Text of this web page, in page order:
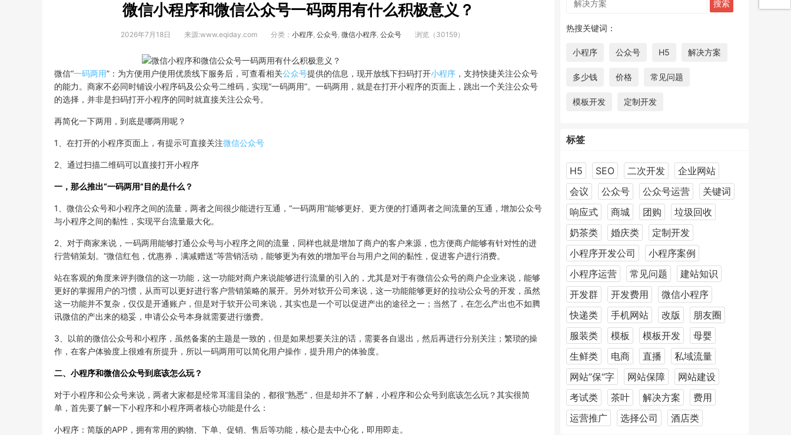
微信小程序和微信公众号一码两用有什么积极意义？
2026年7月18日 来源:www.eqiday.com 分类： 小程序 公众号 微信小程序 公众号 浏览（30159）
微信“一码两用”：为方便用户使用优质线下服务后，可查看相关公众号提供的信息，现开放线下扫码打开小程序 ，支持快捷关注公众号
的能力。商家不必同时铺设小程序码及公众号二维码，实现“一码两用”。一码两用，就是在打开小程序的页面上，跳出一个关注公众号
的选择，并非是扫码打开小程序的同时就直接关注公众号。
再简化一下两用，到底是哪两用呢？
1、在打开的小程序页面上，有提示可直接关注微信公众号
2、通过扫描二维码可以直接打开小程序
一，那么推出“一码两用”目的是什么？
1、微信公众号和小程序之间的流量，两者之间很少能进行互通，“一码两用”能够更好、更方便的打通两者之间流量的互通，增加公众号
与小程序之间的黏性，实现平台流量最大化。
2、对于商家来说，一码两用能够打通公众号与小程序之间的流量，同样也就是增加了商户的客户来源，也方便商户能够有针对性的进
行营销策划。“微信红包，优惠券，满减赠送”等营销活动，能够更为有效的增加平台与用户之间的黏性，促进客户进行消费。
站在客观的角度来评判微信的这一功能，这一功能对商户来说能够进行流量的引入的，尤其是对于有微信公众号的商户企业来说，能够
更好的掌握用户的习惯，从而可以更好进行客户营销策略的展开。另外对软开公司来说，这一功能能够更好的拉动公众号的开发，虽然
这一功能并不复杂，仅仅是开通账户，但是对于软开公司来说，其实也是一个可以促进产出的途径之一；当然了，在怎么产出也不如腾
讯微信的产出来的稳妥，申请公众号本身就需要进行缴费。
3、以前的微信公众号和小程序，虽然备案的主题是一致的，但是如果想要关注的话，需要各自退出，然后再进行分别关注；繁琐的操
作，在客户体验度上很难有所提升，所以一码两用可以简化用户操作，提升用户的体验度。
二、小程序和微信公众号到底该怎么玩？
对于小程序和公众号来说，两者大家都是经常耳濡目染的，都很“熟悉”，但是却并不了解，小程序和公众号到底该怎么玩？其实很简
单，首先要了解一下小程序和小程序两者核心功能是什么：
小程序：简版的APP，拥有常用的购物、下单、促销、售后等功能，核心是去中心化，即用即走。
热搜关键词：
小程序 公众号 H5 解决方案
多少钱 价格 常见问题
模板开发 定制开发
标签
H5 SEO 二次开发
企业网站
会议
公众号 公众号运营
关键词
响应式
商城 团购
垃圾回收
奶茶类
婚庆类
定制开发
小程序开发公司
小程序案例
小程序运营
常见问题
建站知识
开发群
开发费用
微信小程序
快递类
手机网站 改版
朋友圈
服装类
模板 模板开发
母婴
生鲜类
电商 直播
私域流量
网站”保“字
网站保障
网站建设
考试类
茶叶 解决方案
费用
运营推广
选择公司 酒店类